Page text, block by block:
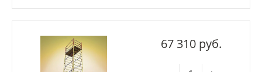
67 310 руб.